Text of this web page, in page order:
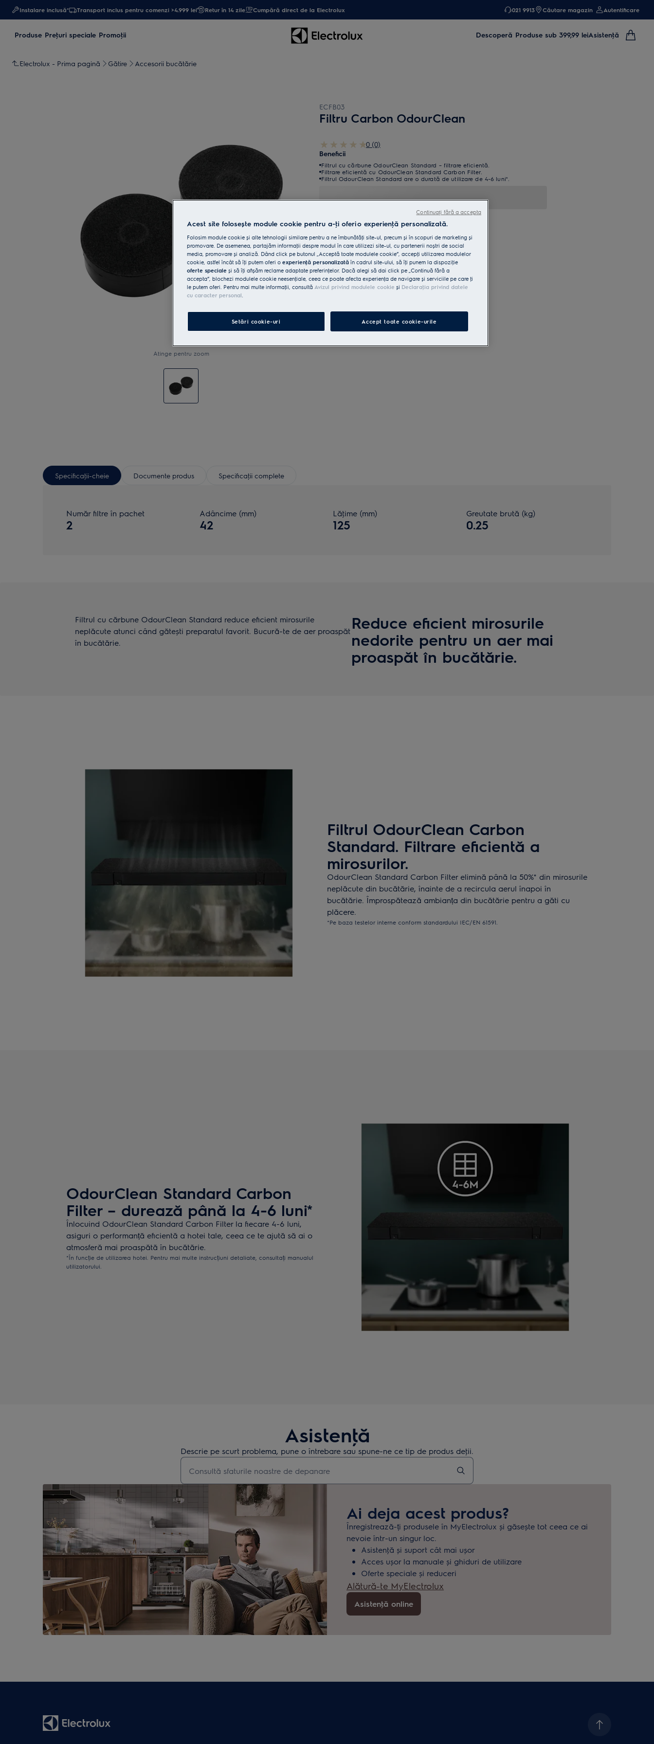
Instalare inclusă* Transport inclus pentru comenzi >4.999 lei Retur în 14 zile Cumpără direct de la Electrolux 021 9913 Căutare magazin Autentificare
Produse Preţuri speciale Promoţii Descoperă Produse sub 399,99 leiAsistenţă
Electrolux - Prima pagină Gătire Accesorii bucătărie
Atinge pentru zoom
ECFB03
Filtru Carbon OdourClean
0 (0)
Beneficii
Filtrul cu cărbune OdourClean Standard – filtrare eficientă.
Filtrare eficientă cu OdourClean Standard Carbon Filter.
Filtrul OdourClean Standard are o durată de utilizare de 4-6 luni*.
Specificaţii-cheie Documente produs Specificaţii complete
Număr filtre în pachet
2
Adâncime (mm)
42
Lăţime (mm)
125
Greutate brută (kg)
0.25
Reduce eficient mirosurile
nedorite pentru un aer mai
proaspăt în bucătărie.
Filtrul cu cărbune OdourClean Standard reduce eficient mirosurile
neplăcute atunci când gătești preparatul favorit. Bucură-te de aer proaspăt
în bucătărie.
Filtrul OdourClean Carbon
Standard. Filtrare eficientă a
mirosurilor.
OdourClean Standard Carbon Filter elimină până la 50%* din mirosurile
neplăcute din bucătărie, înainte de a recircula aerul înapoi în
bucătărie. Împrospătează ambianța din bucătărie pentru a găti cu
plăcere.
*Pe baza testelor interne conform standardului IEC/EN 61591.
OdourClean Standard Carbon
Filter – durează până la 4-6 luni*
Înlocuind OdourClean Standard Carbon Filter la fiecare 4-6 luni,
asiguri o performanță eficientă a hotei tale, ceea ce te ajută să ai o
atmosferă mai proaspătă în bucătărie.
*În funcție de utilizarea hotei. Pentru mai multe instrucțiuni detaliate, consultați manualul
utilizatorului.
Asistenţă
Descrie pe scurt problema, pune o întrebare sau spune-ne ce tip de produs deţii.
Type to search for support articles
Ai deja acest produs?
Înregistrează-ți produsele în MyElectrolux și găsește tot ceea ce ai
nevoie într-un singur loc.
Asistenţă și suport cât mai ușor
Acces ușor la manuale și ghiduri de utilizare
Oferte speciale și reduceri
Alătură-te MyElectrolux
Asistenţă online
Acest site folosește module cookie pentru a-ţi oferi o experienţă personalizată.
Folosim module cookie și alte tehnologii similare pentru a ne îmbunătăţi site-ul, precum și în scopuri de marketing și
promovare. De asemenea, partajăm informaţii despre modul în care utilizezi site-ul, cu partenerii noștri de social
media, promovare și analiză. Dând click pe butonul „Acceptă toate modulele cookie”, accepţi utilizarea modulelor
cookie, astfel încât să îţi putem oferi o experienţă personalizată în cadrul site-ului, să îţi punem la dispoziţie
oferte speciale și să îţi afișăm reclame adaptate preferinţelor. Dacă alegi să dai click pe „Continuă fără a
accepta”, blochezi modulele cookie neesenţiale, ceea ce poate afecta experienţa de navigare și serviciile pe care ţi
le putem oferi. Pentru mai multe informaţii, consultă Avizul privind modulele cookie și Declaraţia privind datele
cu caracter personal.
Setări cookie-uri Accept toate cookie-urile
Continuați fără a accepta